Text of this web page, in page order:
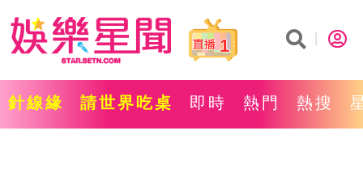
1
針線緣 請世界吃桌 即時 熱門 熱搜